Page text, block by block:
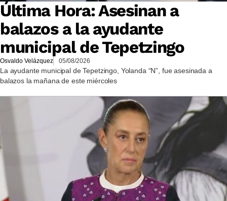
Última Hora: Asesinan a
balazos a la ayudante
municipal de Tepetzingo
Osvaldo Velázquez 05/08/2026
La ayudante municipal de Tepetzingo, Yolanda “N”, fue asesinada a
balazos la mañana de este miércoles